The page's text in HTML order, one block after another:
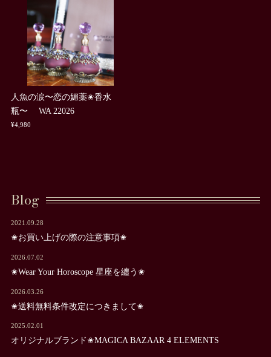
人魚の涙〜恋の媚薬✬香水
瓶〜 WA 22026
¥4,980
Blog
2021.09.28
✬お買い上げの際の注意事項✬
2026.07.02
✬Wear Your Horoscope 星座を纏う✬
2026.03.26
✬送料無料条件改定につきまして✬
2025.02.01
オリジナルブランド✬MAGICA BAZAAR 4 ELEMENTS